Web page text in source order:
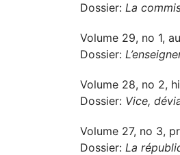
Dossier: La
Volume 29, no 1,
Dossier:
Volume 28, no 2,
Dossier: Vice,
Volume 27, no 3,
Dossier: La